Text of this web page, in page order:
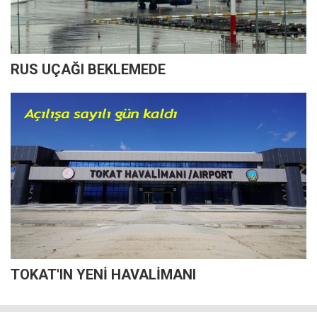
RUS UÇAĞI BEKLEMEDE
TOKAT'IN YENİ HAVALİMANI